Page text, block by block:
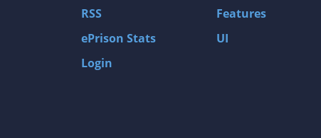
RSS
ePrison Stats
Login
Features
UI